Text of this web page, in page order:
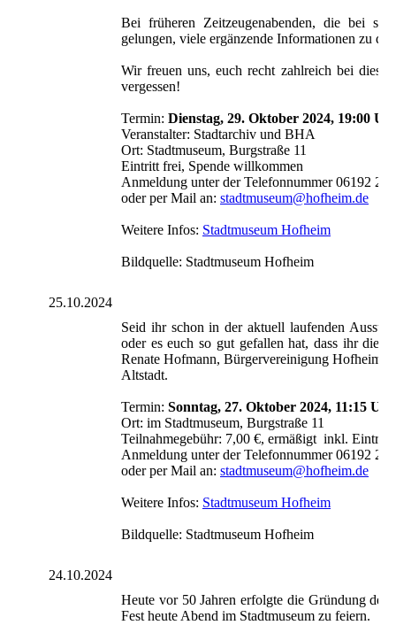
Bei früheren Zeitzeugenabenden, die bei
gelungen, viele ergänzende Informationen zu
Wir freuen uns, euch recht zahlreich bei
vergessen!
Termin: Dienstag, 29. Oktober 2024, 19:00
Veranstalter: Stadtarchiv und BHA
Ort: Stadtmuseum, Burgstraße 11
Eintritt frei, Spende willkommen
Anmeldung unter der Telefonnummer 06192
oder per Mail an: stadtmuseum@hofheim.de
Weitere Infos: Stadtmuseum Hofheim
Bildquelle: Stadtmuseum Hofheim
25.10.2024
Seid ihr schon in der aktuell laufenden
oder es euch so gut gefallen hat, dass ihr die
Renate Hofmann, Bürgervereinigung
Altstadt.
Termin: Sonntag, 27. Oktober 2024, 11:15 Uhr
Ort: im Stadtmuseum, Burgstraße 11
Teilnahmegebühr: 7,00 €, ermäßigt inkl. Eintritt
Anmeldung unter der Telefonnummer 06192
oder per Mail an: stadtmuseum@hofheim.de
Weitere Infos: Stadtmuseum Hofheim
Bildquelle: Stadtmuseum Hofheim
24.10.2024
Heute vor 50 Jahren erfolgte die Gründung der
Fest heute Abend im Stadtmuseum zu feiern.